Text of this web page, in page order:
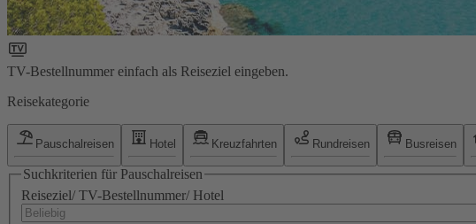
TV-Bestellnummer einfach als Reiseziel eingeben.
Reisekategorie
Pauschalreisen Hotel Kreuzfahrten Rundreisen Busreisen
Suchkriterien für Pauschalreisen
Reiseziel/ TV-Bestellnummer/ Hotel